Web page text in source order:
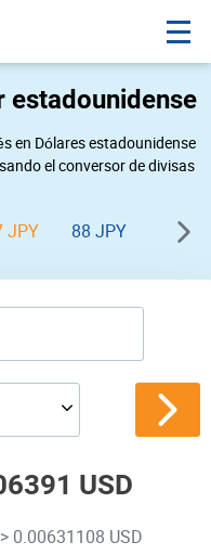
estadounidense
en Dólares estadounidense
el conversor de divisas
JPY 88 JPY 89
USD
0.00631108 USD